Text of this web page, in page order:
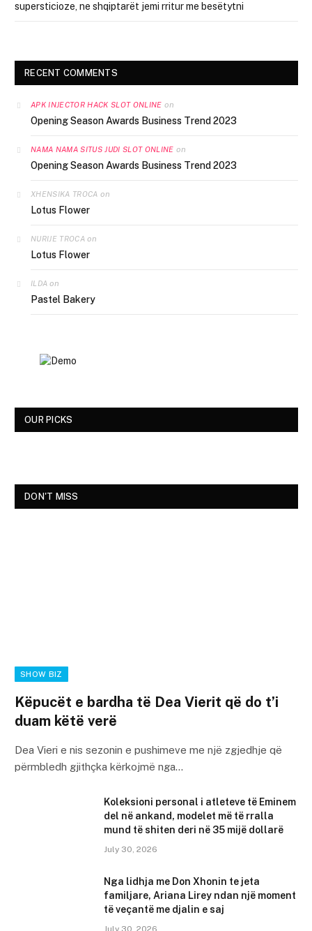
supersticioze, ne shqiptarët jemi rritur me besëtytni
RECENT COMMENTS
APK INJECTOR HACK SLOT ONLINE on
Opening Season Awards Business Trend 2023
NAMA NAMA SITUS JUDI SLOT ONLINE on
Opening Season Awards Business Trend 2023
XHENSIKA TROCA on
Lotus Flower
NURIJE TROCAon
Lotus Flower
ILDA on
Pastel Bakery
OUR PICKS
DON'T MISS
SHOW BIZ
Këpucët e bardha të Dea Vierit që do t’i
duam këtë verë
Dea Vieri e nis sezonin e pushimeve me një zgjedhje që
përmbledh gjithçka kërkojmë nga…
Koleksioni personal i atleteve të Eminem
del në ankand, modelet më të rralla
mund të shiten deri në 35 mijë dollarë
July 30, 2026
Nga lidhja me Don Xhonin te jeta
familjare, Ariana Lirey ndan një moment
të veçantë me djalin e saj